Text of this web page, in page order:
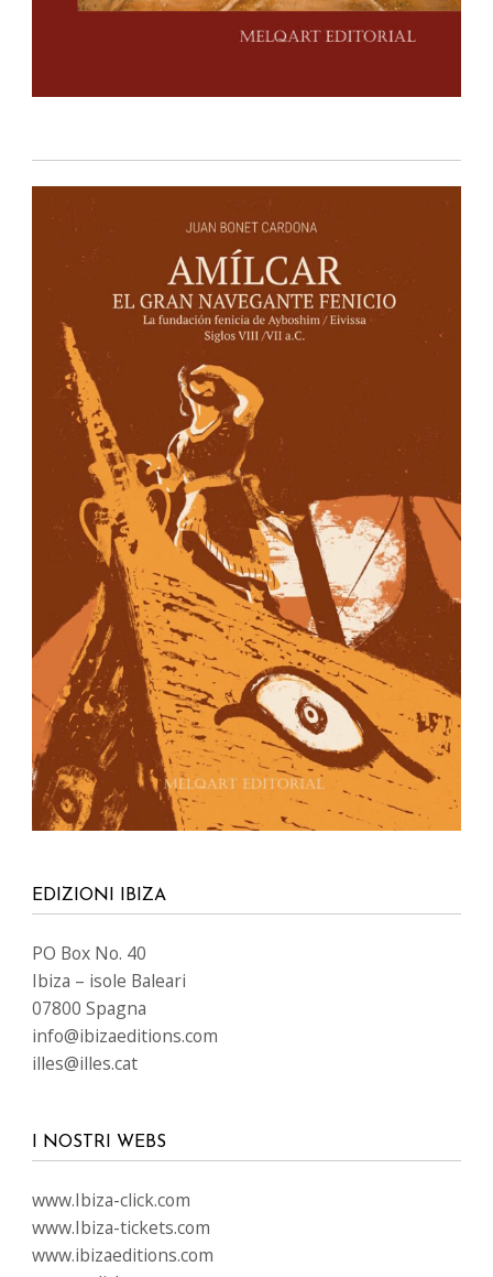
EDIZIONI IBIZA
PO Box No. 40
Ibiza – isole Baleari
07800 Spagna
info@ibizaeditions.com
illes@illes.cat
I NOSTRI WEBS
www.Ibiza-click.com
www.Ibiza-tickets.com
www.ibizaeditions.com